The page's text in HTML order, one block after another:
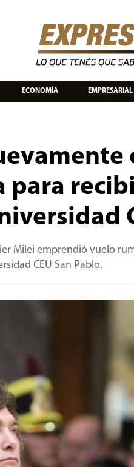
ECONOMÍA EMPRESARIAL
para
Milei emprendió vuelo
CEU San Pablo.